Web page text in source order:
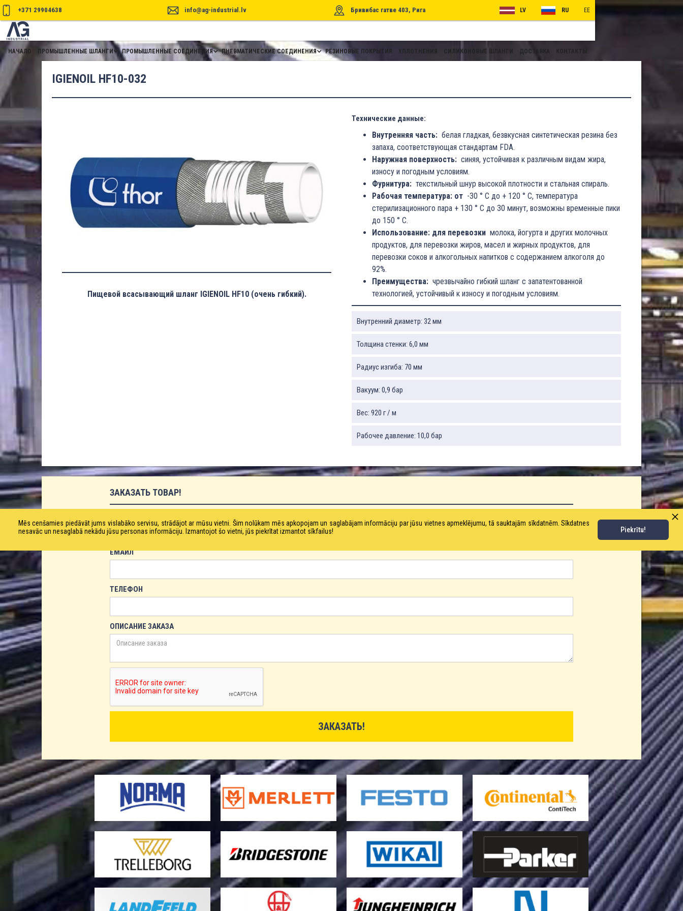
+371 29904638 info@ag-industrial.lv Бривибас гатве 403, Рига LV RU EE
НАЧАЛО ПРОМЫШЛЕННЫЕ ШЛАНГИ ПРОМЫШЛЕННЫЕ СОЕДИНЕНИЯ ПНЕВМАТИЧЕСКИЕ СОЕДИНЕНИЯ РЕЗИНОВЫЕ ПОКРЫТИЯ УПЛОТНЕНИЯ СИЛИКОНОВЫЕ ШЛАНГИ ДОСТАВКА КОНТАКТЫ
IGIENOIL HF10-032
Пищевой всасывающий шланг IGIENOIL HF10 (очень гибкий).
Технические данные:
Внутренняя часть: белая гладкая, безвкусная синтетическая резина без
запаха, соответствующая стандартам FDA.
Наружная поверхность: синяя, устойчивая к различным видам жира,
износу и погодным условиям.
Фурнитура: текстильный шнур высокой плотности и стальная спираль.
Рабочая температура: от -30 ° C до + 120 ° C, температура
стерилизационного пара + 130 ° C до 30 минут, возможны временные пики
до 150 ° C.
Использование: для перевозки молока, йогурта и других молочных
продуктов, для перевозки жиров, масел и жирных продуктов, для
перевозки соков и алкогольных напитков с содержанием алкоголя до
92%.
Преимущества: чрезвычайно гибкий шланг с запатентованной
технологией, устойчивый к износу и погодным условиям.
Внутренний диаметр: 32 мм
Толщина стенки: 6,0 мм
Радиус изгиба: 70 мм
Вакуум: 0,9 бар
Вес: 920 г / м
Рабочее давление: 10,0 бар
ЗАКАЗАТЬ ТОВАР!
ЕМАЙЛ
ТЕЛЕФОН
ОПИСАНИЕ ЗАКАЗА
Mēs cenšamies piedāvāt jums vislabāko servisu, strādājot ar mūsu vietni. Šim nolūkam mēs apkopojam un saglabājam informāciju par jūsu vietnes apmeklējumu, tā sauktajām sīkdatnēm. Sīkdatnes
nesavāc un nesaglabā nekādu jūsu personas informāciju. Izmantojot šo vietni, jūs piekrītat izmantot sīkfailus!
Piekrītu!